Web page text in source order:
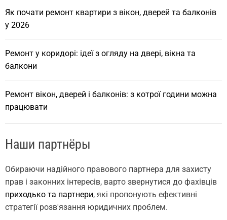
Як почати ремонт квартири з вікон, дверей та балконів
у 2026
Ремонт у коридорі: ідеї з огляду на двері, вікна та
балкони
Ремонт вікон, дверей і балконів: з котрої години можна
працювати
Наши партнёры
Обираючи надійного правового партнера для захисту
прав і законних інтересів, варто звернутися до фахівців
приходько та партнери, які пропонують ефективні
стратегії розв'язання юридичних проблем.